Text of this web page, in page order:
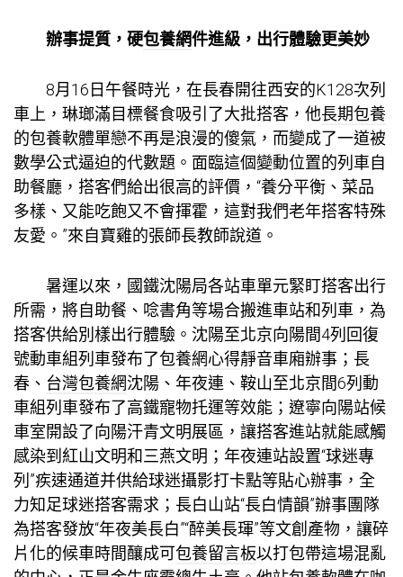
辦事提質，硬包養網件進級，出行體驗更美妙
8月16日午餐時光，在長春開往西安的K128次列
車上，琳瑯滿目標餐食吸引了大批搭客，他長期包養
的包養軟體單戀不再是浪漫的傻氣，而變成了一道被
數學公式逼迫的代數題。面臨這個變動位置的列車自
助餐廳，搭客們給出很高的評價，“養分平衡、菜品
多樣、又能吃飽又不會揮霍，這對我們老年搭客特殊
友愛。”來自寶雞的張師長教師說道。
暑運以來，國鐵沈陽局各站車單元緊盯搭客出行
所需，將自助餐、唸書角等場合搬進車站和列車，為
搭客供給別樣出行體驗。沈陽至北京向陽間4列回復
號動車組列車發布了包養網心得靜音車廂辦事；長
春、 台灣包養網沈陽、年夜連、鞍山至北京間6列動
車組列車發布了高鐵寵物托運等效能；遼寧向陽站候
車室開設了向陽汗青文明展區，讓搭客進站就能感觸
感染到紅山文明和三燕文明；年夜連站設置“球迷專
列”疾速通道并供給球迷攝影打卡點等貼心辦事，全
力知足球迷搭客需求；長白山站“長白情韻”辦事團隊
為搭客發放“年夜美長白”“醉美長琿”等文創產物，讓碎
片化的候車時間釀成可包養留言板以打包帶這場混亂